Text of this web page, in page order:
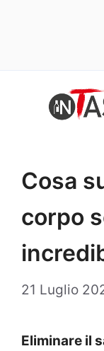
Cosa
corpo
21 Luglio
Eliminare il